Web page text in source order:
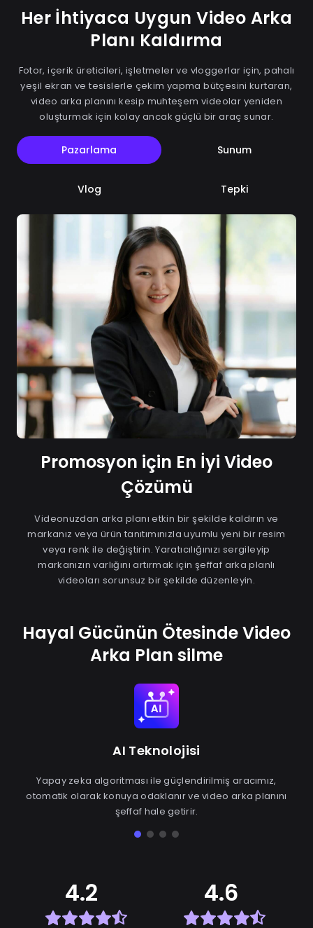
Her İhtiyaca Uygun Video Arka
Planı Kaldırma
Fotor, içerik üreticileri, işletmeler ve vloggerlar için, pahalı
yeşil ekran ve tesislerle çekim yapma bütçesini kurtaran,
video arka planını kesip muhteşem videolar yeniden
oluşturmak için kolay ancak güçlü bir araç sunar.
Pazarlama Sunum
Vlog Tepki
Promosyon için En İyi Video
Çözümü
Videonuzdan arka planı etkin bir şekilde kaldırın ve
markanız veya ürün tanıtımınızla uyumlu yeni bir resim
veya renk ile değiştirin. Yaratıcılığınızı sergileyip
markanızın varlığını artırmak için şeffaf arka planlı
videoları sorunsuz bir şekilde düzenleyin.
Hayal Gücünün Ötesinde Video
Arka Plan silme
AI Teknolojisi
Yapay zeka algoritması ile güçlendirilmiş aracımız,
otomatik olarak konuya odaklanır ve video arka planını
şeffaf hale getirir.
4.2 4.6